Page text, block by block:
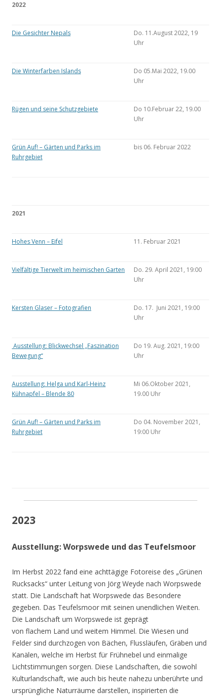
2022
Die Gesichter Nepals
Do. 11.August 2022, 19
Uhr
Die Winterfarben Islands
Do 05.Mai 2022, 19.00
Uhr
Rügen und seine Schutzgebiete
Do 10.Februar 22, 19.00
Uhr
Grün Auf! – Gärten und Parks im
Ruhrgebiet
bis 06. Februar 2022
2021
Hohes Venn – Eifel 11. Februar 2021
Vielfältige Tierwelt im heimischen Garten
Do. 29. April 2021, 19:00
Uhr
Kersten Glaser – Fotografien
Do. 17. Juni 2021, 19:00
Uhr
Ausstellung: Blickwechsel „Faszination
Bewegung“
Do 19. Aug. 2021, 19:00
Uhr
Ausstellung: Helga und Karl-Heinz
Kühnapfel – Blende 80
Mi 06.Oktober 2021,
19.00 Uhr
Grün Auf! – Gärten und Parks im
Ruhrgebiet
Do 04. November 2021,
19:00 Uhr
2023
Ausstellung: Worpswede und das Teufelsmoor
Im Herbst 2022 fand eine achttägige Fotoreise des „Grünen
Rucksacks“ unter Leitung von Jörg Weyde nach Worpswede
statt. Die Landschaft hat Worpswede das Besondere
gegeben. Das Teufelsmoor mit seinen unendlichen Weiten.
Die Landschaft um Worpswede ist geprägt
von flachem Land und weitem Himmel. Die Wiesen und
Felder sind durchzogen von Bächen, Flussläufen, Gräben und
Kanälen, welche im Herbst für Frühnebel und einmalige
Lichtstimmungen sorgen. Diese Landschaften, die sowohl
Kulturlandschaft, wie auch bis heute nahezu unberührte und
ursprüngliche Naturräume darstellen, inspirierten die